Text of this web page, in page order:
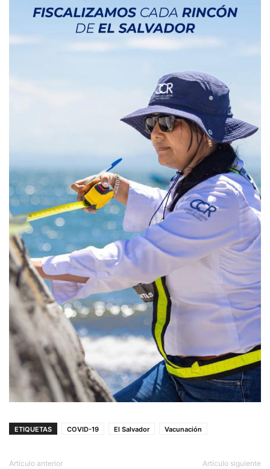
ETIQUETAS COVID-19 El Salvador Vacunación
Artículo anterior Artículo siguiente